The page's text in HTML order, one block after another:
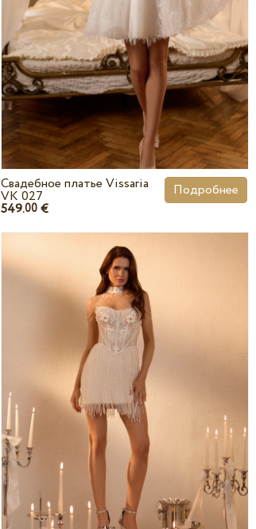
Свадебное платье Vissaria
VK 027
549.00 €
Подробнее